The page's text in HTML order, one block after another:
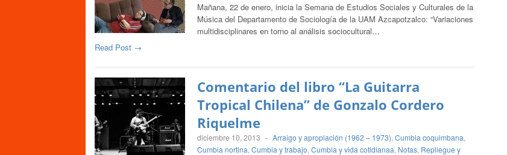
Mañana, 22 de enero, inicia la Semana de Estudios Sociales y Culturales de la
Música del Departamento de Sociología de la UAM Azcapotzalco: “Variaciones
multidisciplinares en torno al análisis sociocultural…
Read Post →
Comentario del libro “La Guitarra
Tropical Chilena” de Gonzalo Cordero
Riquelme
diciembre 10, 2013 - Arraigo y apropiación (1962 – 1973), Cumbia coquimbana,
Cumbia nortina, Cumbia y trabajo, Cumbia y vida cotidianaa, Notas, Repliegue y